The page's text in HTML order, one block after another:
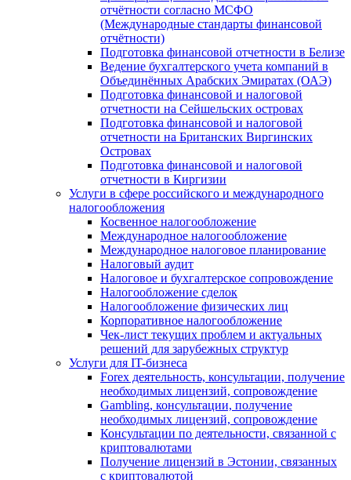
отчётности согласно МСФО
(Международные стандарты финансовой
отчётности)
Подготовка финансовой отчетности в Белизе
Ведение бухгалтерского учета компаний в
Объединённых Арабских Эмиратах (ОАЭ)
Подготовка финансовой и налоговой
отчетности на Сейшельских островах
Подготовка финансовой и налоговой
отчетности на Британских Виргинских
Островах
Подготовка финансовой и налоговой
отчетности в Киргизии
Услуги в сфере российского и международного
налогообложения
Косвенное налогообложение
Международное налогообложение
Международное налоговое планирование
Налоговый аудит
Налоговое и бухгалтерское сопровождение
Налогообложение сделок
Налогообложение физических лиц
Корпоративное налогообложение
Чек-лист текущих проблем и актуальных
решений для зарубежных структур
Услуги для IT-бизнеса
Forex деятельность, консультации, получение
необходимых лицензий, сопровождение
Gambling, консультации, получение
необходимых лицензий, сопровождение
Консультации по деятельности, связанной с
криптовалютами
Получение лицензий в Эстонии, связанных
с криптовалютой